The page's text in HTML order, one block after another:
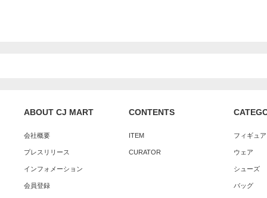
ABOUT CJ MART
会社概要
プレスリリース
インフォメーション
会員登録
CONTENTS
ITEM
CURATOR
フィギュ
ウェア
シューズ
バッグ